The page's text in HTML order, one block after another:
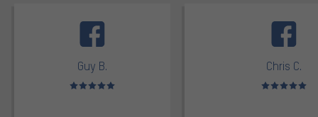
Guy B.
Note moyenne : 5 sur 5
Chris C.
Note moyenne :